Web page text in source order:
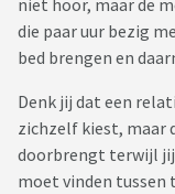
het wel leuk om
waarom hij het zo
ik kan en wil geen
twee opties:
1. De situatie
2. De relatie
niet hoor, maar de
die paar uur bezig
bed brengen en
Denk jij dat een
zichzelf kiest, maar
doorbrengt terwijl jij
moet vinden tussen